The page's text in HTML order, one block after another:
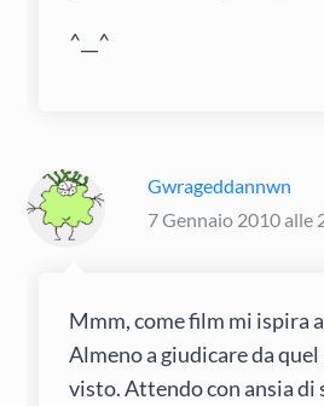
^__^
Gwrageddannwn
7 Gennaio 2010 alle
Mmm, come film mi ispira
Almeno a giudicare da quel
visto. Attendo con ansia di